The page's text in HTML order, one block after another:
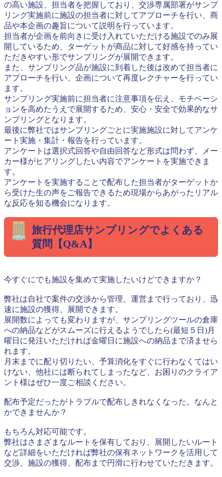
の高い施設、担当者を把握しており、交渉専属部署がサンプ
リング実施前に施設の担当者に対してアプローチを行い、商
品や本企画の趣旨について説明を行っています。
担当者が企画を前向きに受け入れていただける施設でのみ展
開しているため、ターゲットが商品に対して好感を持ってい
ただきやすい形でサンプリングが展開できます。
また、サンプリング品が施設に到着した後は改めて担当者に
アプローチを行い、企画について再度レクチャーを行ってい
ます。
サンプリング実施前に担当者に注意事項を伝え、モチベーシ
ョンを高めたうえで展開するため、安心・安全で効果的なサ
ンプリングとなります。
最後に弊社ではサンプリングごとに実施施設に対してアンケ
ート実施・集計・報告を行っています。
アンケートは選択式回答や自由回答など形式は問わず、メー
カー様がヒアリングしたい内容でアンケートを実施できま
す。
アンケートを実施することで配布した担当者がターゲットか
ら受けた生の声をご報告できるため現場からあがったリアル
な反応を知る機会になります。
旅行代理店サンプリングでよくある
質問【Q&A】
今すぐにでも施設を集めて実施したいけどできますか？
弊社は自社で案件の交渉から管理、運営まで行っており、迅
速に施設の獲得、展開できます。
展開数によっても変わりますが、サンプリングツールの倉庫
への納品などがスムーズに行えるようでしたら(最短５日)月
曜日に発注いただければ金曜日に施設への納品まで済ませら
れます。
月末までに配り切りたい、予算消化をすぐに行わなくてはい
けない、他社には断られてしまったなど、お困りのクライア
ント様はぜひ一度ご相談ください。
配布予定だったがトラブルで配布しきれなくなった。なんと
かできませんか？
もちろん対応可能です。
弊社はさまざまなルートを保有しており、展開したいルート
など詳細をいただければ弊社の保有ネットワークを活用して
交渉、施設の獲得、配布まで円滑に行わせていただきます。